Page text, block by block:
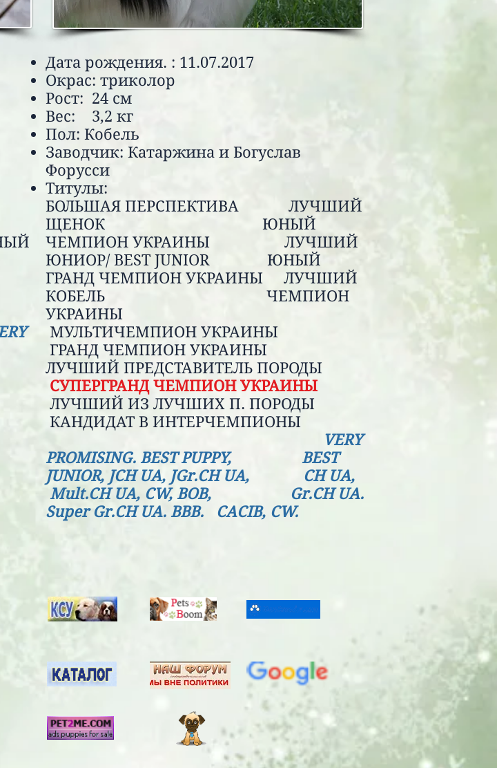
Дата рождения. : 11.07.2017
Окрас: триколор
Рост: 24 см
Вес: 3,2 кг
Пол: Кобель
Заводчик: Катаржина и Богуслав
Форусси
Титулы:
БОЛЬШАЯ ПЕРСПЕКТИВА ЛУЧШИЙ
ЩЕНОК ЮНЫЙ
ЧЕМПИОН УКРАИНЫ ЛУЧШИЙ
ЮНИОР/ BEST JUNIOR ЮНЫЙ
ГРАНД ЧЕМПИОН УКРАИНЫ ЛУЧШИЙ
КОБЕЛЬ ЧЕМПИОН
УКРАИНЫ
МУЛЬТИЧЕМПИОН УКРАИНЫ
ГРАНД ЧЕМПИОН УКРАИНЫ
ЛУЧШИЙ ПРЕДСТАВИТЕЛЬ ПОРОДЫ
СУПЕРГРАНД ЧЕМПИОН УКРАИНЫ
ЛУЧШИЙ ИЗ ЛУЧШИХ П. ПОРОДЫ
КАНДИДАТ В ИНТЕРЧЕМПИОНЫ
VERY
PROMISING. BEST PUPPY, BEST
JUNIOR, JCH UA, JGr.CH UA, CH UA,
Mult.CH UA, CW, BOB, Gr.CH UA.
Super Gr.CH UA. BBB. CACIB, CW.